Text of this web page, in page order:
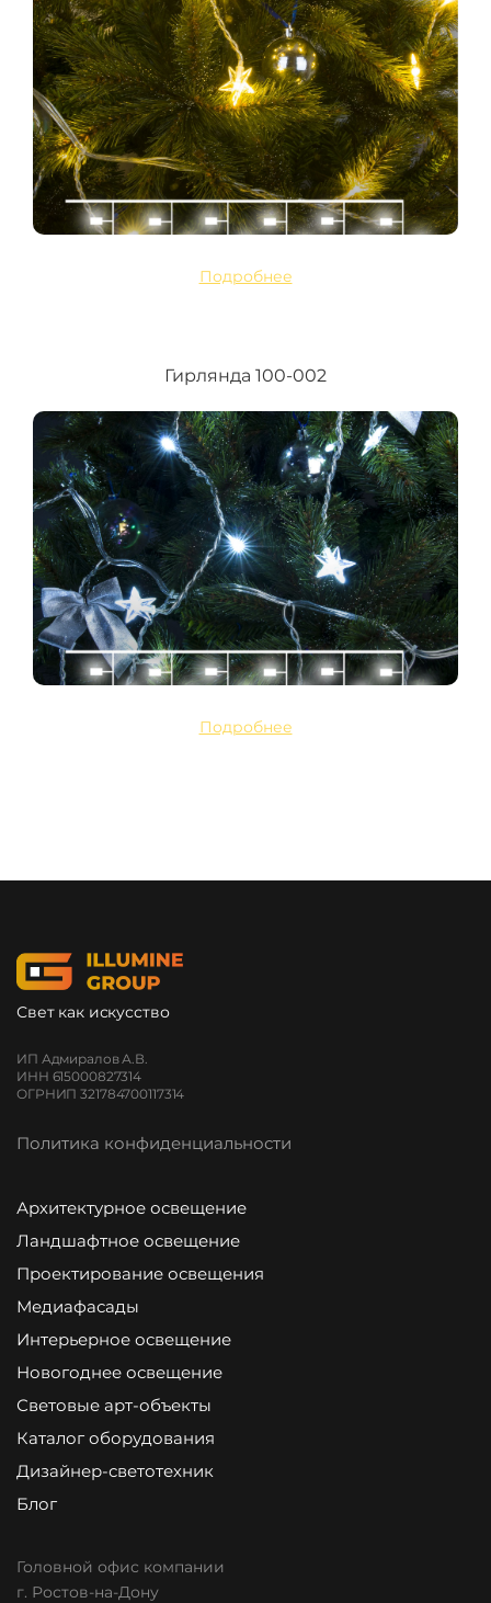
Подробнее
Гирлянда 100-002
Подробнее
Свет как искусство
ИП Адмиралов А.В.
ИНН 615000827314
ОГРНИП 321784700117314
Политика конфиденциальности
Архитектурное освещение
Ландшафтное освещение
Проектирование освещения
Медиафасады
Интерьерное освещение
Новогоднее освещение
Световые арт-объекты
Каталог оборудования
Дизайнер-светотехник
Блог
Головной офис компании
г. Ростов-на-Дону